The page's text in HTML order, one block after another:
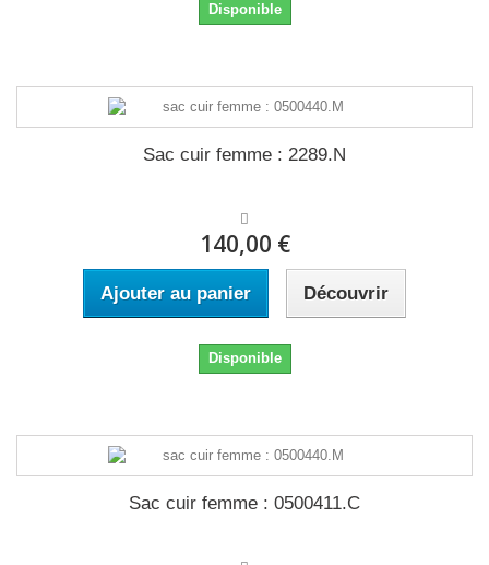
Disponible
Sac cuir femme : 2289.N
140,00 €
Ajouter au panier Découvrir
Disponible
Sac cuir femme : 0500411.C